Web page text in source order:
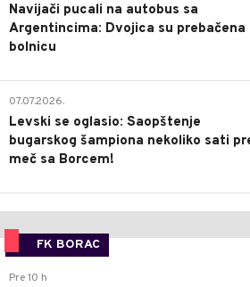
Navijači pucali na autobus sa
Argentincima: Dvojica su prebačena
bolnicu
07.07.2026.
Levski se oglasio: Saopštenje
bugarskog šampiona nekoliko sati
meč sa Borcem!
FK BORAC
Pre 10 h